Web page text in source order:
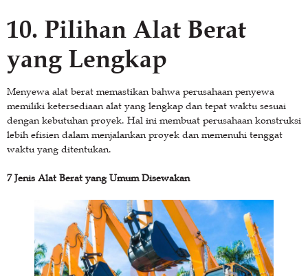
10. Pilihan Alat Berat
yang Lengkap
Menyewa alat berat memastikan bahwa perusahaan penyewa
memiliki ketersediaan alat yang lengkap dan tepat waktu sesuai
dengan kebutuhan proyek. Hal ini membuat perusahaan konstruksi
lebih efisien dalam menjalankan proyek dan memenuhi tenggat
waktu yang ditentukan.
7 Jenis Alat Berat yang Umum Disewakan